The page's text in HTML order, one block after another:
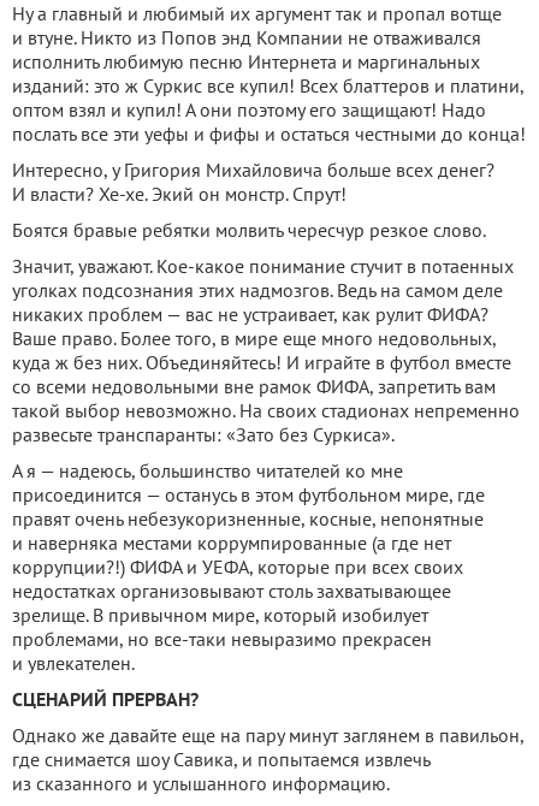
Ну а главный и любимый их аргумент так и пропал вотще
и втуне. Никто из Попов энд Компании не отваживался
исполнить любимую песню Интернета и маргинальных
изданий: это ж Суркис все купил! Всех блаттеров и платини,
оптом взял и купил! А они поэтому его защищают! Надо
послать все эти уефы и фифы и остаться честными до конца!
Интересно, у Григория Михайловича больше всех денег?
И власти? Хе-хе. Экий он монстр. Спрут!
Боятся бравые ребятки молвить чересчур резкое слово.
Значит, уважают. Кое-какое понимание стучит в потаенных
уголках подсознания этих надмозгов. Ведь на самом деле
никаких проблем — вас не устраивает, как рулит ФИФА?
Ваше право. Более того, в мире еще много недовольных,
куда ж без них. Объединяйтесь! И играйте в футбол вместе
со всеми недовольными вне рамок ФИФА, запретить вам
такой выбор невозможно. На своих стадионах непременно
развесьте транспаранты: «Зато без Суркиса».
А я — надеюсь, большинство читателей ко мне
присоединится — останусь в этом футбольном мире, где
правят очень небезукоризненные, косные, непонятные
и наверняка местами коррумпированные (а где нет
коррупции?!) ФИФА и УЕФА, которые при всех своих
недостатках организовывают столь захватывающее
зрелище. В привычном мире, который изобилует
проблемами, но все-таки невыразимо прекрасен
и увлекателен.
СЦЕНАРИЙ ПРЕРВАН?
Однако же давайте еще на пару минут заглянем в павильон,
где снимается шоу Савика, и попытаемся извлечь
из сказанного и услышанного информацию.